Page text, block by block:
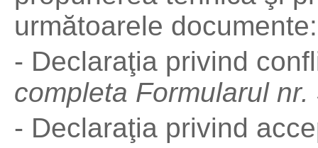
următoarele documente:
- Declaraţia privind
completa Formularul nr.
- Declaraţia privind